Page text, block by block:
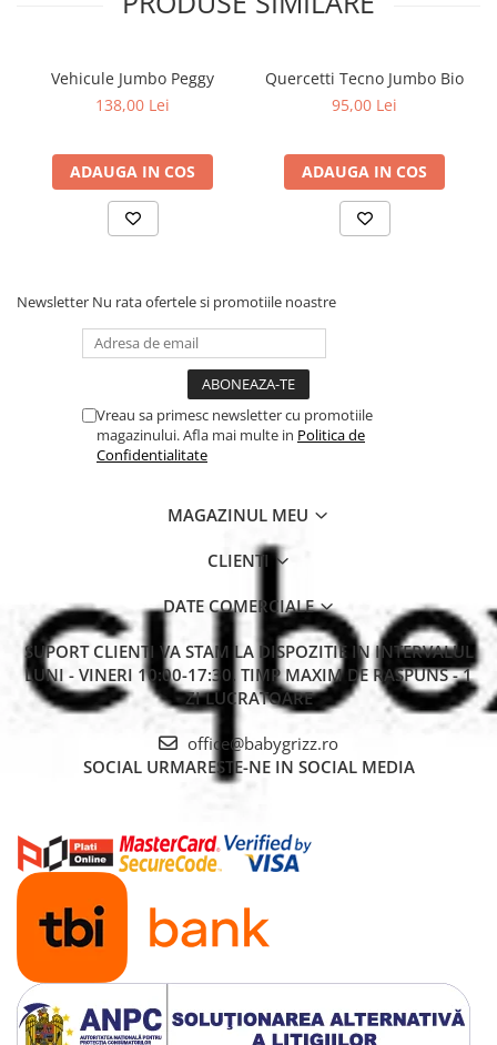
Vehicule Jumbo Peggy
138,00 Lei
ADAUGA IN COS
Quercetti Tecno Jumbo Bio
95,00 Lei
ADAUGA IN COS
Newsletter Nu rata ofertele si promotiile noastre
Vreau sa primesc newsletter cu promotiile
magazinului. Afla mai multe in Politica de
Confidentialitate
MAGAZINUL MEU
CLIENTI
DATE COMERCIALE
SUPORT CLIENTI VA STAM LA DISPOZITIE IN INTERVALUL
LUNI - VINERI 10:00-17:30. TIMP MAXIM DE RASPUNS - 1
ZI LUCRATOARE
office@babygrizz.ro
SOCIAL URMARESTE-NE IN SOCIAL MEDIA